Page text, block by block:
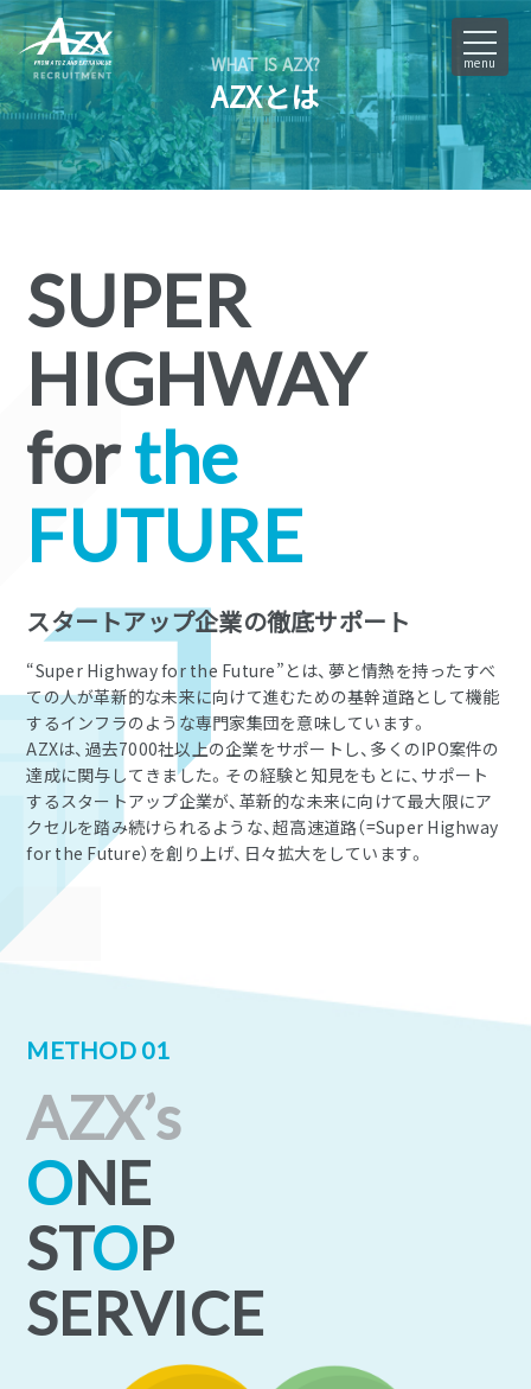
menu
WHAT IS AZX?
AZXとは
SUPER
HIGHWAY
forthe
FUTURE
スタートアップ企業の徹底サポート
“Super Highway for the Future”とは、夢と情熱を持ったすべ
ての人が革新的な未来に向けて進むための基幹道路として機能
するインフラのような専門家集団を意味しています。
AZXは、過去7000社以上の企業をサポートし、多くのIPO案件の
達成に関与してきました。その経験と知見をもとに、サポート
するスタートアップ企業が、革新的な未来に向けて最大限にア
クセルを踏み続けられるような、超高速道路（=Super Highway
for the Future）を創り上げ、日々拡大をしています。
METHOD 01
AZX’s
ONE
STOP
SERVICE